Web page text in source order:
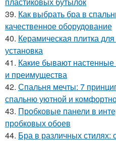
39. Как выбрать бра в
качественное оборудование
40. Керамическая плитка
установка
41. Какие бывают настенные
и преимущества
42. Спальня мечты: 7
спальню уютной и
43. Пробковые панели в
пробковых обоев
44. Бра в различных стилях: